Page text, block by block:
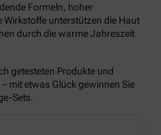
Formeln, hoher
unterstützen die Haut
durch die warme Jahreszeit
getesteten Produkte und
mit etwas Glück gewinnen Sie
Sets.